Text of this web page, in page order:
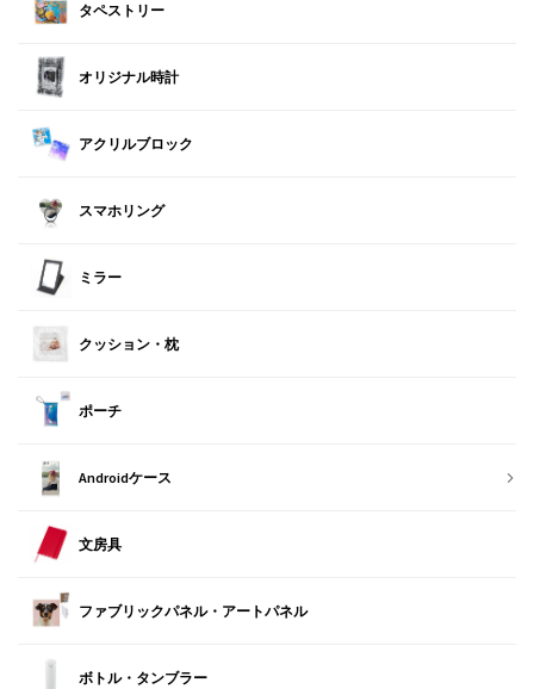
タペストリー
オリジナル時計
アクリルブロック
スマホリング
ミラー
クッション・枕
ポーチ
Androidケース
文房具
ファブリックパネル・アートパネル
ボトル・タンブラー